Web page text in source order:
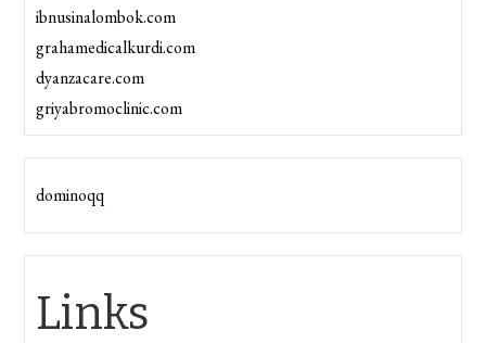
ibnusinalombok.com
grahamedicalkurdi.com
dyanzacare.com
griyabromoclinic.com
dominoqq
Links